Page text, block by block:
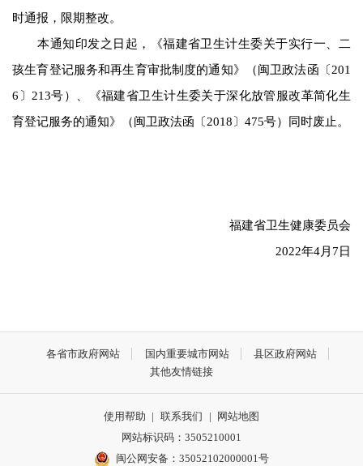
时通报，限期整改。
本通知印发之日起，《福建省卫生计生委关于实行一、二
孩生育登记服务和再生育审批制度的通知》（闽卫政法函〔201
6〕213号）、《福建省卫生计生委关于深化放管服改革简化生
育登记服务的通知》（闽卫政法函〔2018〕475号）同时废止。
福建省卫生健康委员会
2022年4月7日
各省市政府网站 国内重要城市网站
县区政府网站
其他友情链接
使用帮助 | 联系我们 |
网站地图
网站标识码：3505210001
闽公网安备：35052102000001号